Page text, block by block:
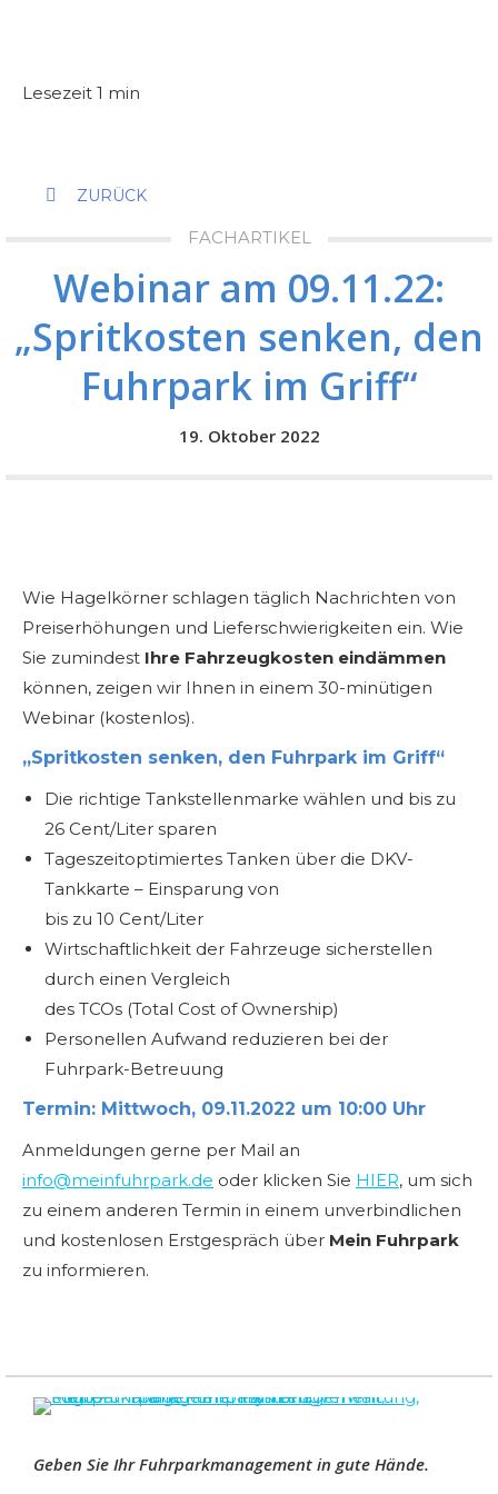
ZURÜCK
FACHARTIKEL
Webinar am 09.11.22:
„Spritkosten senken, den
Fuhrpark im Griff“
19. Oktober 2022
Wie Hagelkörner schlagen täglich Nachrichten von
Preiserhöhungen und Lieferschwierigkeiten ein. Wie
Sie zumindest Ihre Fahrzeugkosten eindämmen
können, zeigen wir Ihnen in einem 30-minütigen
Webinar (kostenlos).
„Spritkosten senken, den Fuhrpark im Griff“
Die richtige Tankstellenmarke wählen und bis zu
26 Cent/Liter sparen
Tageszeitoptimiertes Tanken über die DKV-
Tankkarte – Einsparung von
bis zu 10 Cent/Liter
Wirtschaftlichkeit der Fahrzeuge sicherstellen
durch einen Vergleich
des TCOs (Total Cost of Ownership)
Personellen Aufwand reduzieren bei der
Fuhrpark-Betreuung
Termin: Mittwoch, 09.11.2022 um 10:00 Uhr
Anmeldungen gerne per Mail an
info@meinfuhrpark.de oder klicken Sie HIER, um sich
zu einem anderen Termin in einem unverbindlichen
und kostenlosen Erstgespräch über Mein Fuhrpark
zu informieren.
Geben Sie Ihr Fuhrparkmanagement in gute Hände.